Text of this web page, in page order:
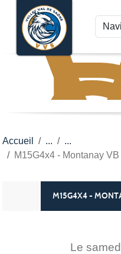
Accueil
M15G4x4 - Montanay
M15G4X4 -
Le
Panneau de gestion des